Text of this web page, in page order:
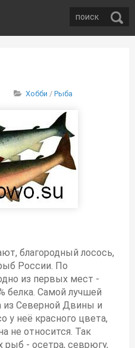
Хобби / Рыба
благородный лосось,
России. По
из первых мест -
белка. Самой лучшей
из Северной Двины и
у неё красного цвета,
не относится. Так
- осетра, севрюгу,